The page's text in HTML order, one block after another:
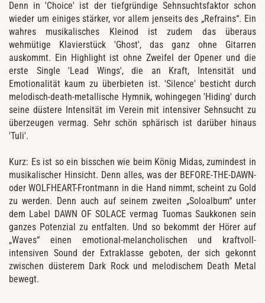
Denn in 'Choice' ist der tiefgründige Sehnsuchtsfaktor schon
wieder um einiges stärker, vor allem jenseits des „Refrains“. Ein
wahres musikalisches Kleinod ist zudem das überaus
wehmütige Klavierstück 'Ghost', das ganz ohne Gitarren
auskommt. Ein Highlight ist ohne Zweifel der Opener und die
erste Single 'Lead Wings', die an Kraft, Intensität und
Emotionalität kaum zu überbieten ist. 'Silence' besticht durch
melodisch-death-metallische Hymnik, wohingegen 'Hiding' durch
seine düstere Intensität im Verein mit intensiver Sehnsucht zu
überzeugen vermag. Sehr schön sphärisch ist darüber hinaus
'Tuli'.
Kurz: Es ist so ein bisschen wie beim König Midas, zumindest in
musikalischer Hinsicht. Denn alles, was der BEFORE-THE-DAWN-
oder WOLFHEART-Frontmann in die Hand nimmt, scheint zu Gold
zu werden. Denn auch auf seinem zweiten „Soloalbum“ unter
dem Label DAWN OF SOLACE vermag Tuomas Saukkonen sein
ganzes Potenzial zu entfalten. Und so bekommt der Hörer auf
„Waves“ einen emotional-melancholischen und kraftvoll-
intensiven Sound der Extraklasse geboten, der sich gekonnt
zwischen düsterem Dark Rock und melodischem Death Metal
bewegt.